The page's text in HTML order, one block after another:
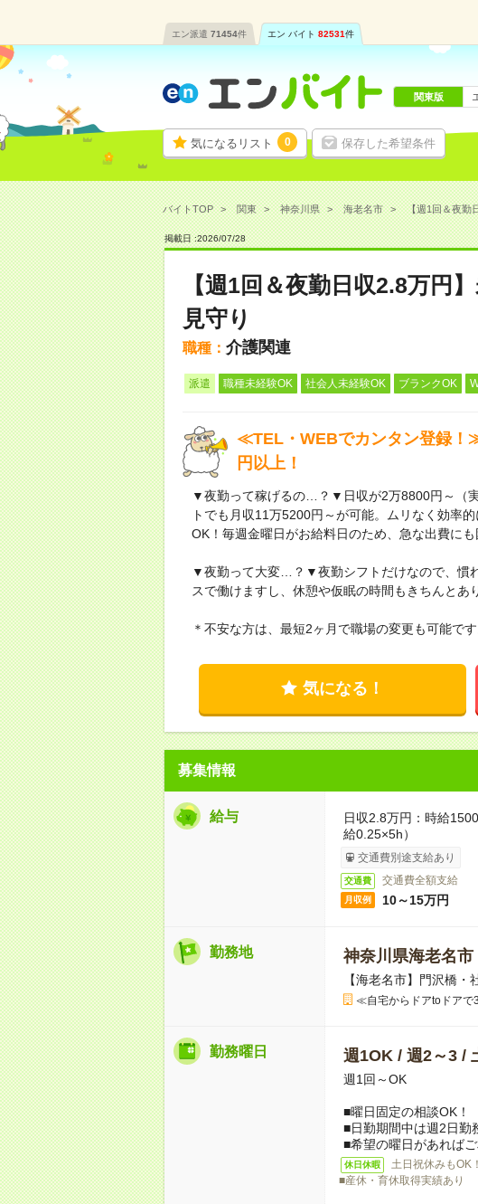
エン派遣 71454件 エン バイト 82531件
気になるリスト 0 保存した希望条件
関東版
バイトTOP 関東 神奈川県 海老名市 【週1回＆夜勤
掲載日 :2026/07/28
【週1回＆夜勤日収2.8万円
見守り
職種： 介護関連
派遣 職種未経験OK 社会人未経験OK ブランクOK
≪TEL・WEBでカンタン登録！
円以上！
▼夜勤って稼げるの…？▼日収が2万8800円～（
トでも月収11万5200円～が可能。ムリなく効率
OK！毎週金曜日がお給料日のため、急な出費にも
▼夜勤って大変…？▼夜勤シフトだけなので、慣
スで働けますし、休憩や仮眠の時間もきちんとあ
＊不安な方は、最短2ヶ月で職場の変更も可能で
気になる！
募集情報
給与
日収2.8万円：時給
給0.25×5h）
交通費別途支給あり
交通費 交通費全額支給
月収例 10～15万円
勤務地 神奈川県海老名市
【海老名市】門沢橋・
≪自宅からドアtoドアで
勤務曜日 週1OK / 週2～3 /
週1回～OK
■曜日固定の相談OK！
■日勤期間中は週2日勤
■希望の曜日があればご
休日休暇
土日祝休みもOK！
■産休・育休取得実績あり